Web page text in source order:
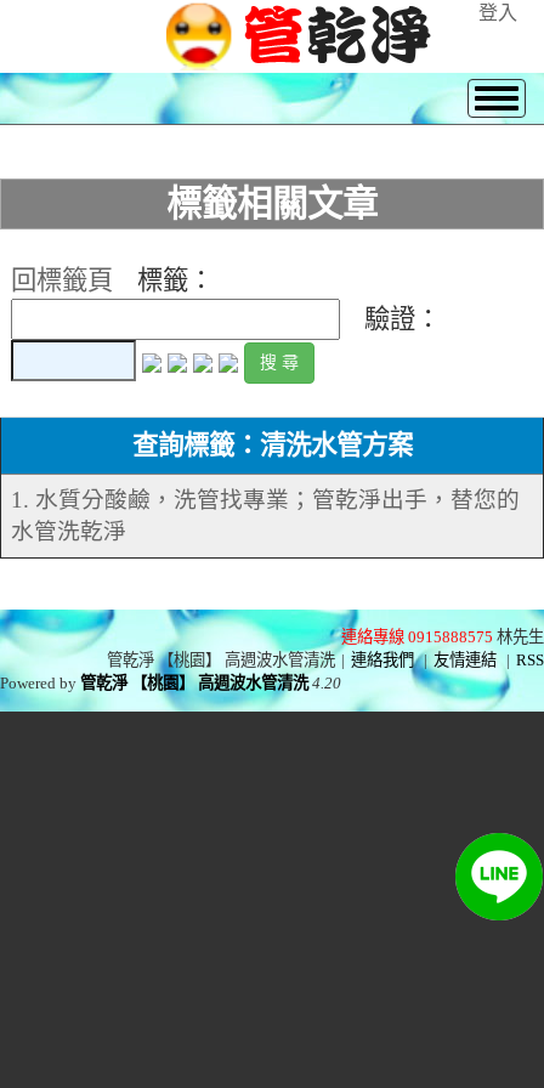
登入
標籤相關文章
回標籤頁
標籤：
驗證：
查詢標籤：清洗水管方案
1. 水質分酸鹼，洗管找專業；管乾淨出手，替您的
水管洗乾淨
連絡專線 0915888575 林先生
管乾淨 【桃園】 高週波水管清洗 | 連絡我們 | 友情連結 | RSS
Powered by管乾淨 【桃園】 高週波水管清洗 4.20